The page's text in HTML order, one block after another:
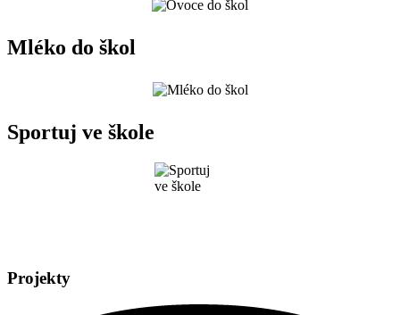
Mléko do škol
Sportuj ve škole
Projekty